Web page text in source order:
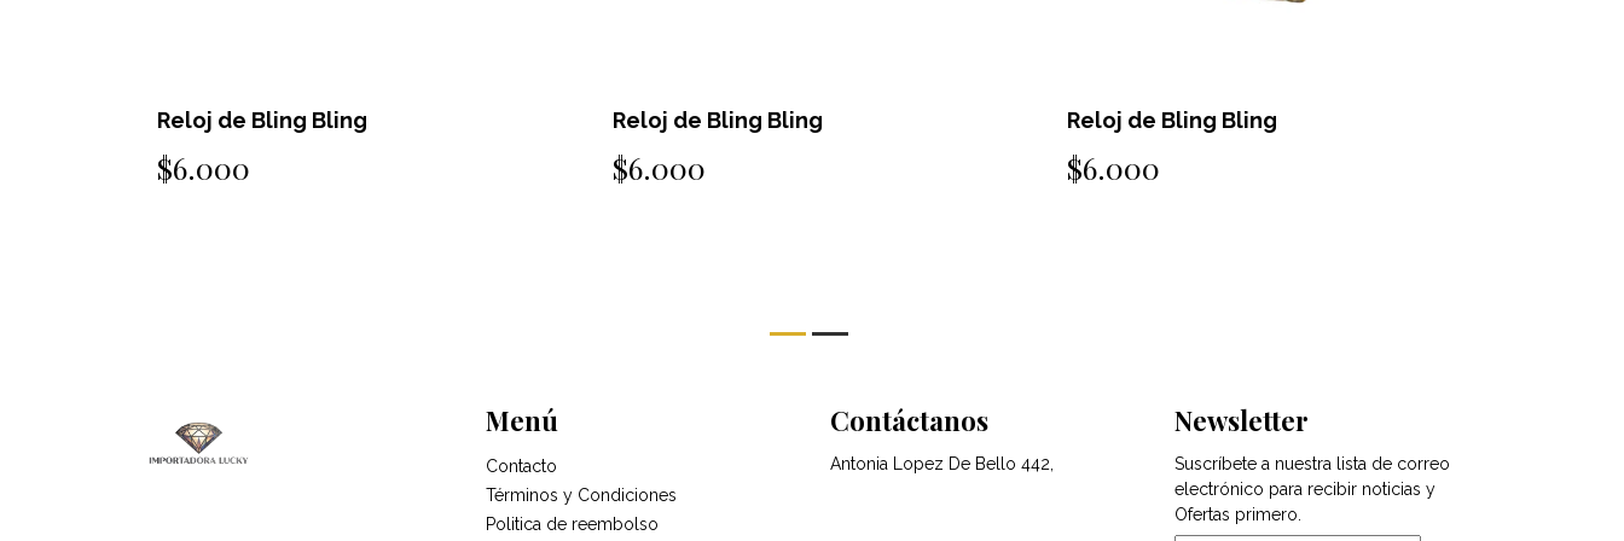
Reloj de Bling Bling
$6.000
Reloj de Bling Bling
$6.000
Reloj de Bling Bling
$6.000
Menú
Contacto
Términos y Condiciones
Politica de reembolso
Contáctanos
Antonia Lopez De Bello 442,
Newsletter
Suscríbete a nuestra lista de correo
electrónico para recibir noticias y
Ofertas primero.